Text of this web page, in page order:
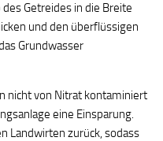
Getreides in die Breite
und den überflüssigen
Grundwasser
nicht von Nitrat kontaminiert
eine Einsparung.
Landwirten zurück, sodass